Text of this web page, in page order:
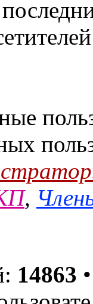
,
14863